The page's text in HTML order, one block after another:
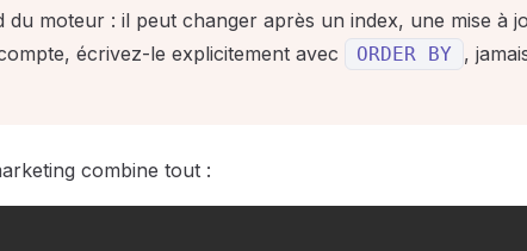
moteur : il peut changer après un index, une mise à
écrivez-le explicitement avec
ORDER BY
,
combine tout :